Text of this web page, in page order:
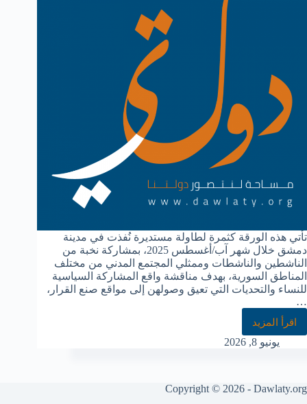
تأتي هذه الورقة كثمرة لطاولة مستديرة نُفذت في مدينة
دمشق خلال شهر آب/أغسطس 2025، بمشاركة نخبة من
الناشطين والناشطات وممثلي المجتمع المدني من مختلف
المناطق السورية، بهدف مناقشة واقع المشاركة السياسية
للنساء والتحديات التي تعيق وصولهن إلى مواقع صنع القرار،
…
اقرأ المزيد
يونيو 8, 2026
Copyright © 2026 - Dawlaty.org